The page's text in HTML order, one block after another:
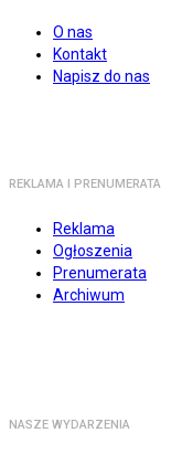
O nas
Kontakt
Napisz do nas
REKLAMA I PRENUMERATA
Reklama
Ogłoszenia
Prenumerata
Archiwum
NASZE WYDARZENIA